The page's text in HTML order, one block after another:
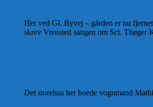
Her ved Gl. Byvej – gården er nu
skrev Vrensted sangen om Sct. Thøger
Det storehus her boede vognmand